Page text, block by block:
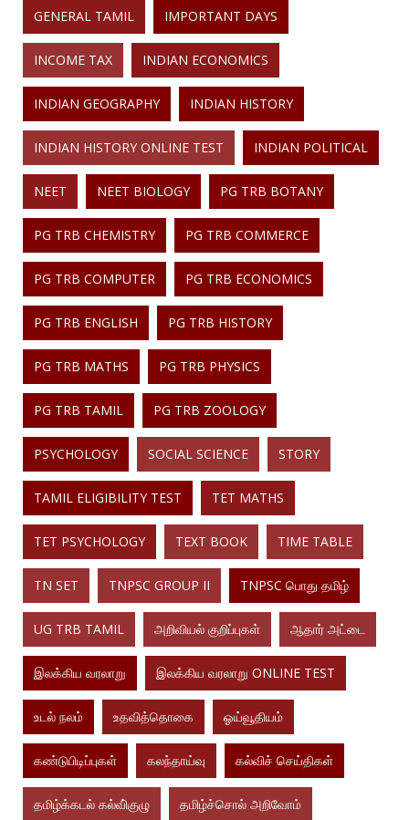
GENERAL TAMIL IMPORTANT DAYS
INCOME TAX INDIAN ECONOMICS
INDIAN GEOGRAPHY INDIAN HISTORY
INDIAN HISTORY ONLINE TEST INDIAN POLITICAL
NEET NEET BIOLOGY PG TRB BOTANY
PG TRB CHEMISTRY PG TRB COMMERCE
PG TRB COMPUTER PG TRB ECONOMICS
PG TRB ENGLISH PG TRB HISTORY
PG TRB MATHS PG TRB PHYSICS
PG TRB TAMIL PG TRB ZOOLOGY
PSYCHOLOGY SOCIAL SCIENCE STORY
TAMIL ELIGIBILITY TEST TET MATHS
TET PSYCHOLOGY TEXT BOOK TIME TABLE
TN SET TNPSC GROUP II TNPSC பொது தமிழ்
UG TRB TAMIL அறிவியல் குறிப்புகள் ஆதார் அட்டை
இலக்கிய வரலாறு இலக்கிய வரலாறு ONLINE TEST
உடல் நலம் உதவித்தொகை ஓய்வூதியம்
கண்டுபிடிப்புகள் கலந்தாய்வு கல்விச் செய்திகள்
தமிழ்க்கடல் கல்வி்குழு தமிழ்ச்சொல் அறிவோம்